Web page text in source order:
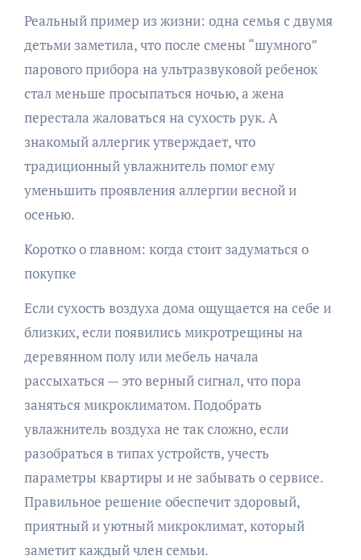
Реальный пример из жизни: одна семья с двумя
детьми заметила, что после смены “шумного”
парового прибора на ультразвуковой ребенок
стал меньше просыпаться ночью, а жена
перестала жаловаться на сухость рук. А
знакомый аллергик утверждает, что
традиционный увлажнитель помог ему
уменьшить проявления аллергии весной и
осенью.
Коротко о главном: когда стоит задуматься о
покупке
Если сухость воздуха дома ощущается на себе и
близких, если появились микротрещины на
деревянном полу или мебель начала
рассыхаться — это верный сигнал, что пора
заняться микроклиматом. Подобрать
увлажнитель воздуха не так сложно, если
разобраться в типах устройств, учесть
параметры квартиры и не забывать о сервисе.
Правильное решение обеспечит здоровый,
приятный и уютный микроклимат, который
заметит каждый член семьи.